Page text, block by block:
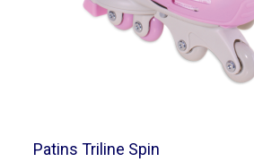
Patins Triline Spin